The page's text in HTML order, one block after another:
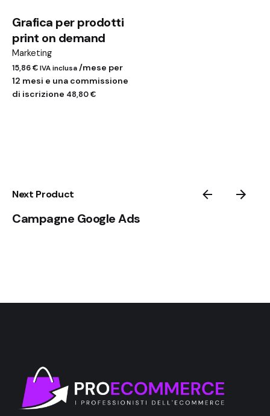
Grafica per prodotti
print on demand
Marketing
15,86€IVA inclusa/mese per
12 mesi e una commissione
di iscrizione 48,80€
Next Product
Campagne Google Ads